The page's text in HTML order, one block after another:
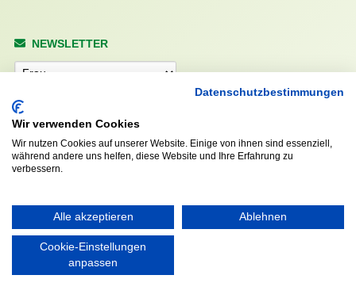
NEWSLETTER
Anrede
Abonnieren
Walddörfer Sportverein
Halenreie 32-34
22359 Hamburg
Tel. 040 / 64 50 62 - 0
SERVICEZEITEN:
Mo. – Fr. 8:00 – 22:00 Uhr
Datenschutzbestimmungen
Wir verwenden Cookies
Wir nutzen Cookies auf unserer Website. Einige von ihnen sind essenziell,
während andere uns helfen, diese Website und Ihre Erfahrung zu
verbessern.
Alle akzeptieren Ablehnen
Cookie-Einstellungen
anpassen